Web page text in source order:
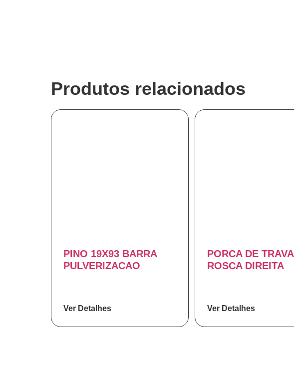
Produtos relacionados
PINO 19X93 BARRA
PULVERIZACAO
Ver Detalhes
PORCA DE TRAVA
ROSCA DIREITA
Ver Detalhes